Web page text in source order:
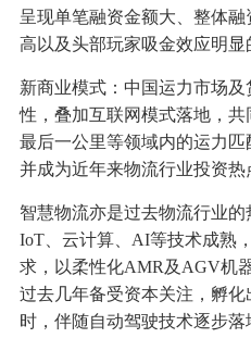
呈现单笔融资金额大、整体
高以及头部玩家吸金效应明显
新商业模式：中国运力市场
性，叠加互联网模式落地，
最后一公里等领域内的运力匹
并成为近年来物流行业投资热
智慧物流亦是过去物流行业
IoT、云计算、AI等技术成熟
求，以柔性化AMR及AGV机
过去几年备受资本关注，孵
时，伴随自动驾驶技术逐步